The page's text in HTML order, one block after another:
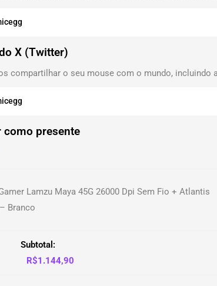
X (Twitter)
compartilhar o seu mouse com o mundo, incluindo
como presente
Lamzu Maya 45G 26000 Dpi Sem Fio + Atlantis
Branco
Subtotal:
R$1.144,90